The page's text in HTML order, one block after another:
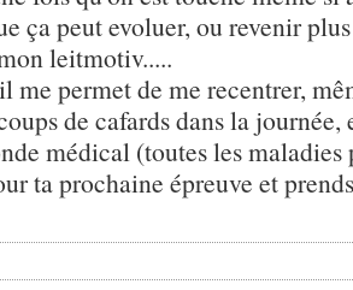
ça peut evoluer, ou revenir
leitmotiv.....
me permet de me recentrer,
de cafards dans la journée,
médical (toutes les maladies
ta prochaine épreuve et